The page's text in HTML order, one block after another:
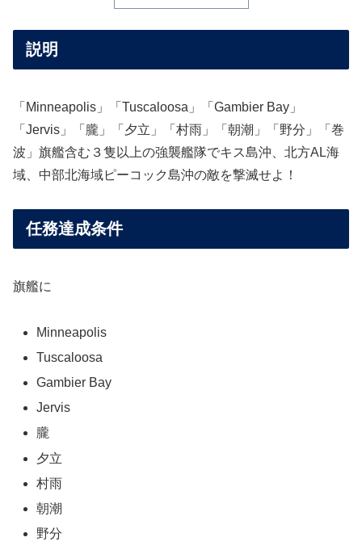
説明
「Minneapolis」「Tuscaloosa」「Gambier Bay」
「Jervis」「朧」「夕立」「村雨」「朝潮」「野分」「巻
波」旗艦含む３隻以上の強襲艦隊でキス島沖、北方AL海
域、中部北海域ピーコック島沖の敵を撃滅せよ！
任務達成条件
旗艦に
Minneapolis
Tuscaloosa
Gambier Bay
Jervis
朧
夕立
村雨
朝潮
野分